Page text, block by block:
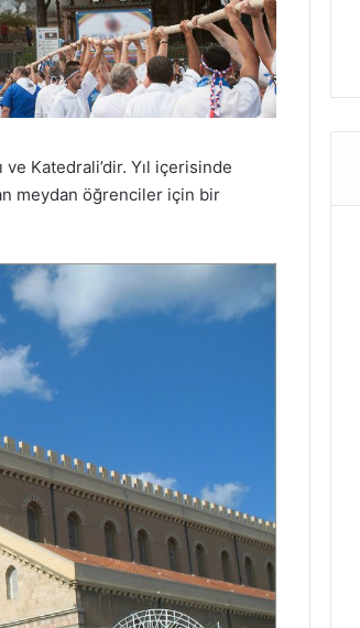
Katedrali’dir. Yıl içerisinde
meydan öğrenciler için bir